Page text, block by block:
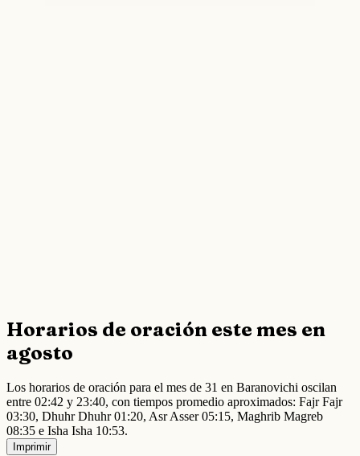
Horarios de oración este mes en
agosto
Los horarios de oración para el mes de 31 en Baranovichi oscilan
entre 02:42 y 23:40, con tiempos promedio aproximados: Fajr Fajr
03:30, Dhuhr Dhuhr 01:20, Asr Asser 05:15, Maghrib Magreb
08:35 e Isha Isha 10:53.
Imprimir